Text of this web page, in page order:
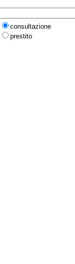
consultazione
prestito